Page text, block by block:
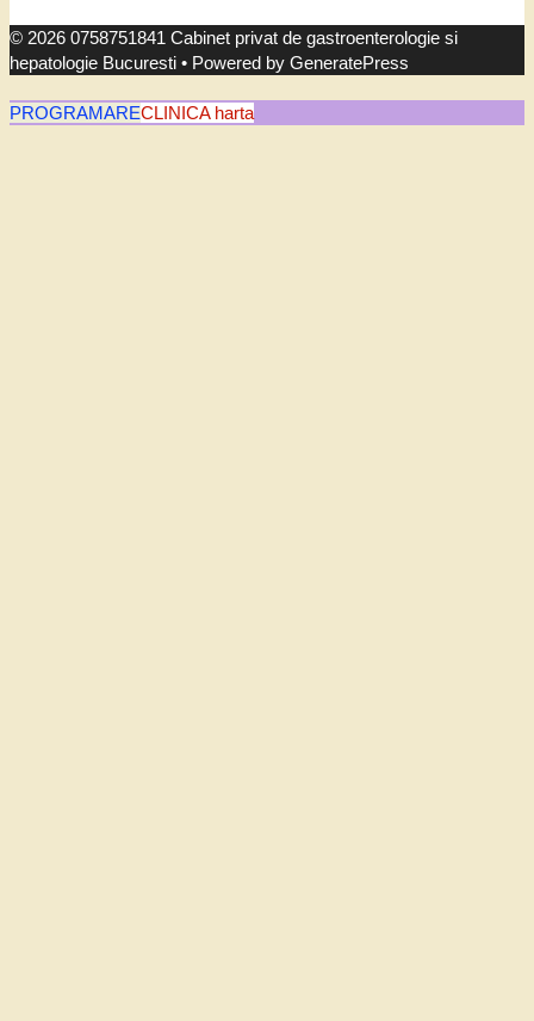
© 2026 0758751841 Cabinet privat de gastroenterologie si
hepatologie Bucuresti • Powered by GeneratePress
PROGRAMARECLINICA harta